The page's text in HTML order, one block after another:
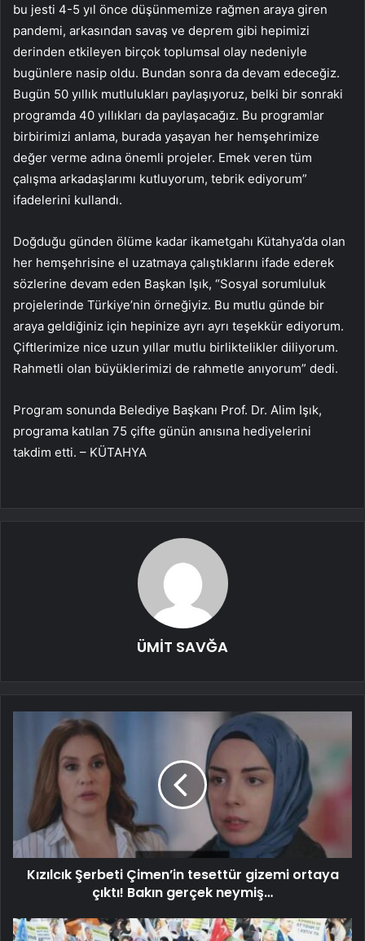
bu jesti 4-5 yıl önce düşünmemize rağmen araya giren
pandemi, arkasından savaş ve deprem gibi hepimizi
derinden etkileyen birçok toplumsal olay nedeniyle
bugünlere nasip oldu. Bundan sonra da devam edeceğiz.
Bugün 50 yıllık mutlulukları paylaşıyoruz, belki bir sonraki
programda 40 yıllıkları da paylaşacağız. Bu programlar
birbirimizi anlama, burada yaşayan her hemşehrimize
değer verme adına önemli projeler. Emek veren tüm
çalışma arkadaşlarımı kutluyorum, tebrik ediyorum”
ifadelerini kullandı.
Doğduğu günden ölüme kadar ikametgahı Kütahya’da olan
her hemşehrisine el uzatmaya çalıştıklarını ifade ederek
sözlerine devam eden Başkan Işık, “Sosyal sorumluluk
projelerinde Türkiye’nin örneğiyiz. Bu mutlu günde bir
araya geldiğiniz için hepinize ayrı ayrı teşekkür ediyorum.
Çiftlerimize nice uzun yıllar mutlu birliktelikler diliyorum.
Rahmetli olan büyüklerimizi de rahmetle anıyorum” dedi.
Program sonunda Belediye Başkanı Prof. Dr. Alim Işık,
programa katılan 75 çifte günün anısına hediyelerini
takdim etti. – KÜTAHYA
ÜMİT SAVĞA
Kızılcık Şerbeti Çimen’in tesettür gizemi ortaya
çıktı! Bakın gerçek neymiş…